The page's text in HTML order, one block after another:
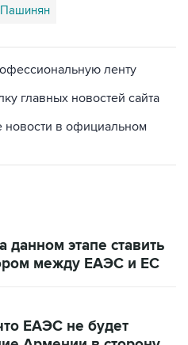
главных новостей сайта
новости в официальном
между ЕАЭС и ЕС
Армении в сторону